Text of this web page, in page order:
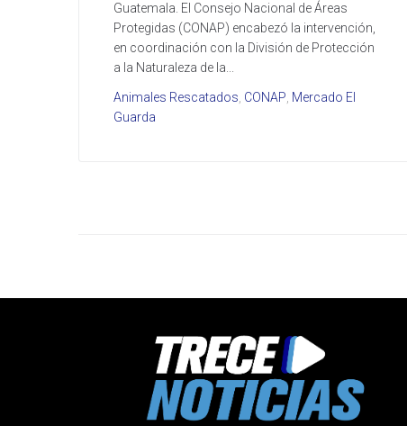
Guatemala. El Consejo Nacional de Áreas
Protegidas (CONAP) encabezó la intervención,
en coordinación con la División de Protección
a la Naturaleza de la...
Animales Rescatados CONAP Mercado El
Guarda